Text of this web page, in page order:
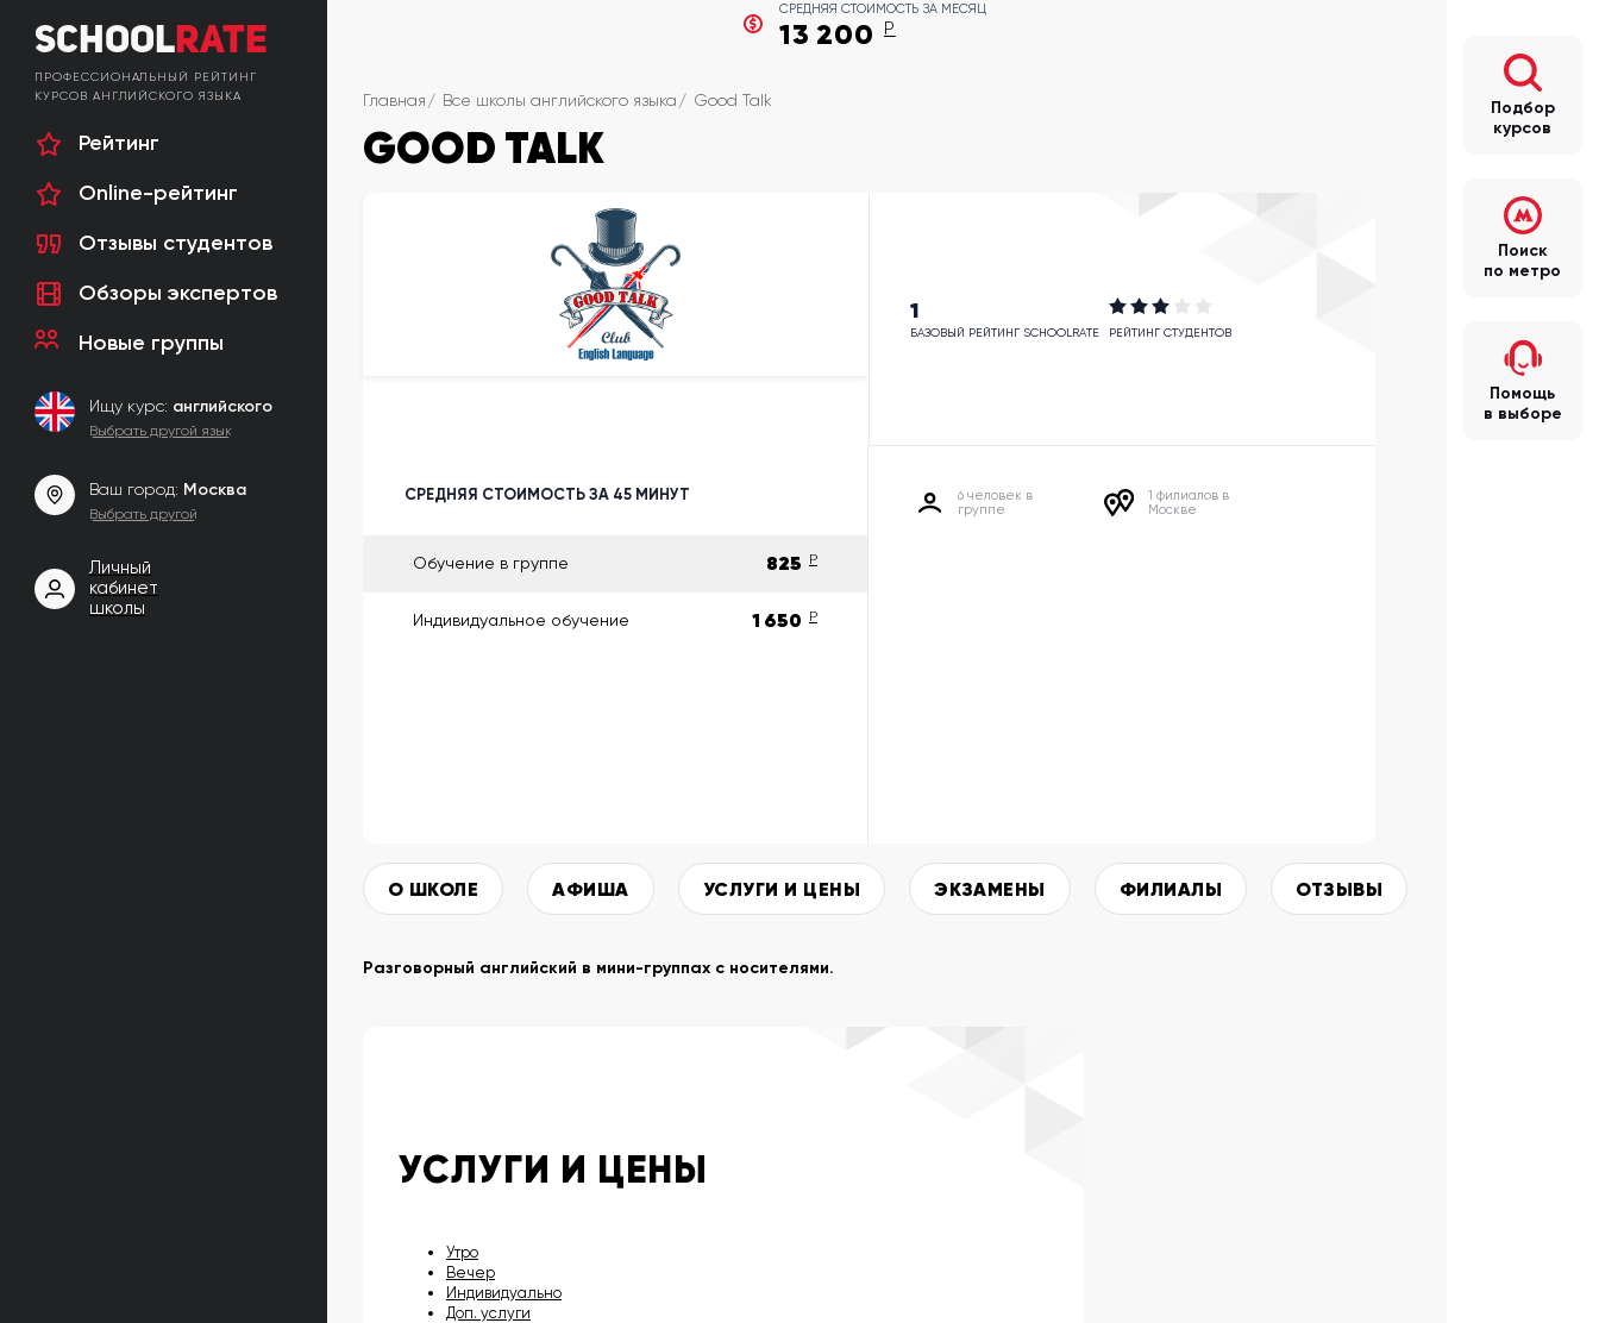
SchoolRate
ПРОФЕССИОНАЛЬНЫЙ РЕЙТИНГ
КУРСОВ АНГЛИЙСКОГО ЯЗЫКА
Рейтинг
Online-рейтинг
Отзывы студентов
Обзоры экспертов
Новые группы
Ищу курс: английского
Выбрать другой язык
Ваш город: Москва
Выбрать другой
Личный
кабинет
школы
Главная Все школы английского языка Good Talk
GOOD TALK
1
БАЗОВЫЙ РЕЙТИНГ SCHOOLRATE РЕЙТИНГ СТУДЕНТОВ
СРЕДНЯЯ СТОИМОСТЬ ЗА 45 МИНУТ
Обучение в группе 825 P
Индивидуальное обучение 1 650 P
6 человек в
группе
1 филиалов в
Москве
О ШКОЛЕ АФИША УСЛУГИ И ЦЕНЫ ЭКЗАМЕНЫ ФИЛИАЛЫ ОТЗЫВЫ
Разговорный английский в мини-группах с носителями.
УСЛУГИ И ЦЕНЫ
СРЕДНЯЯ СТОИМОСТЬ ЗА МЕСЯЦ
13 200 Р
Утро
Вечер
Индивидуально
Доп. услуги
Подбор
курсов
Поиск
по метро
Помощь
в выборе